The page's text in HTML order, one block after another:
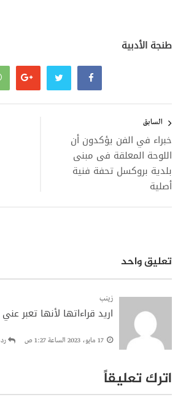
طنجة الأدبية
المقالات
السابق
خبراء في الفن يؤكدون أن
اللوحة المعلقة فى مبنى
بلدية بروكسل تحفة فنية
أصلية
تعليق واحد
زينب
اريد قراءاتها لأنها تعبر عني
17 مايو، 2023 الساعة 1:27 ص رد
اترك تعليقاً